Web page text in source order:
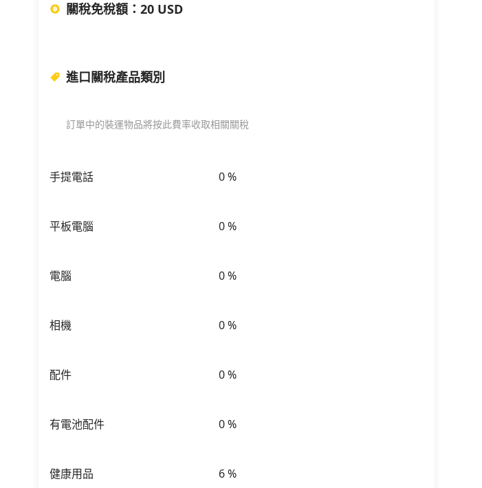
關稅免稅額 ： 20 USD
進口關稅產品類別
訂單中的裝運物品將按此費率收取相關關稅
手提電話 0%
平板電腦 0%
電腦 0%
相機 0%
配件 0%
有電池配件 0%
健康用品 6%